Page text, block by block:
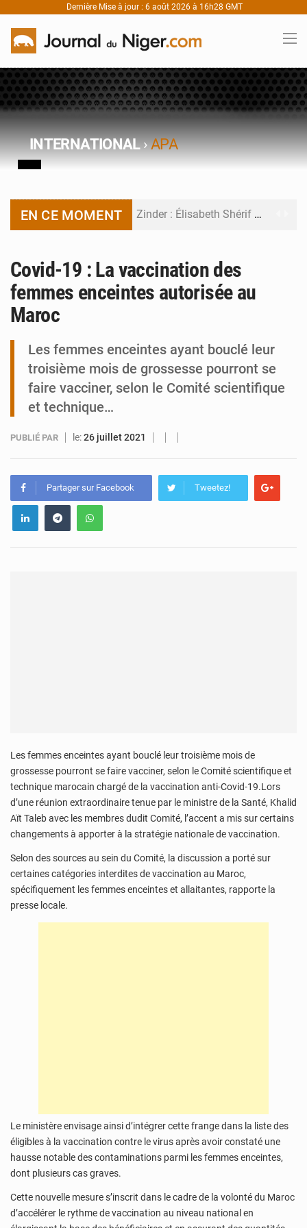
Dernière Mise à jour : 6 août 2026 à 16h28 GMT
INTERNATIONAL›APA
EN CE MOMENT Zinder : Élisabeth Shérif visite l’école Birni Garçon
Covid-19 : La vaccination des
femmes enceintes autorisée au
Maroc
Les femmes enceintes ayant bouclé leur
troisième mois de grossesse pourront se
faire vacciner, selon le Comité scientifique
et technique…
PUBLIÉ PAR le:26 juillet 2021
Partager sur Facebook Tweetez!
Les femmes enceintes ayant bouclé leur troisième mois de
grossesse pourront se faire vacciner, selon le Comité scientifique et
technique marocain chargé de la vaccination anti-Covid-19.Lors
d’une réunion extraordinaire tenue par le ministre de la Santé, Khalid
Aït Taleb avec les membres dudit Comité, l’accent a mis sur certains
changements à apporter à la stratégie nationale de vaccination.
Selon des sources au sein du Comité, la discussion a porté sur
certaines catégories interdites de vaccination au Maroc,
spécifiquement les femmes enceintes et allaitantes, rapporte la
presse locale.
Le ministère envisage ainsi d’intégrer cette frange dans la liste des
éligibles à la vaccination contre le virus après avoir constaté une
hausse notable des contaminations parmi les femmes enceintes,
dont plusieurs cas graves.
Cette nouvelle mesure s’inscrit dans le cadre de la volonté du Maroc
d’accélérer le rythme de vaccination au niveau national en